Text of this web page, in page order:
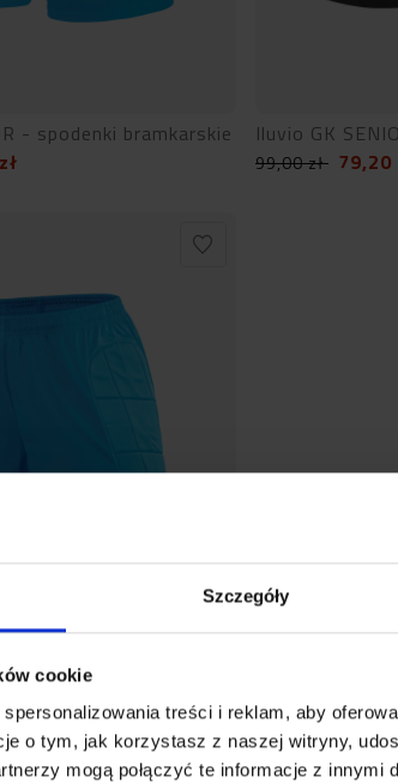
Szczegóły
cookie
treści i reklam, aby
o tym, jak korzystasz z naszej witryny,
mogą połączyć te informacje z innymi
- spodenki bramkarskie
zł
Iluvio GK
99,00zł 79,20
- spodenki bramkarskie
zł